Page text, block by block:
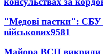
"Медові пастки": СБУ
військових9581
Майора ВСП викрили